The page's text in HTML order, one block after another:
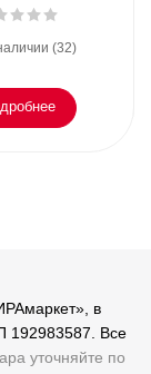
(32)
в
192983587. Все
уточняйте по